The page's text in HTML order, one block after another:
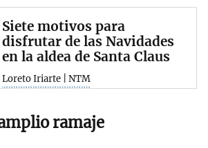
Siete motivos para
disfrutar de las Navidades
en la aldea de Santa Claus
Loreto Iriarte | NTM
ramaje